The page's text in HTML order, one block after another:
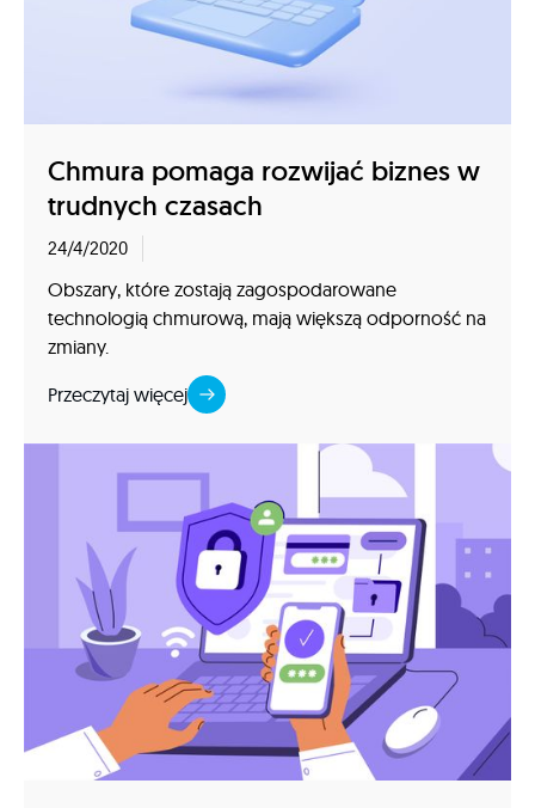
Chmura pomaga rozwijać biznes w
trudnych czasach
24/4/2020
Obszary, które zostają zagospodarowane
technologią chmurową, mają większą odporność na
zmiany.
Przeczytaj więcej